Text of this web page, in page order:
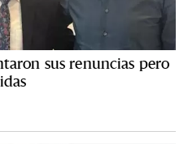
sus renuncias pero